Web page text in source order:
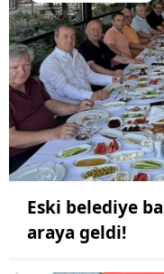
Eski belediye
araya geldi!